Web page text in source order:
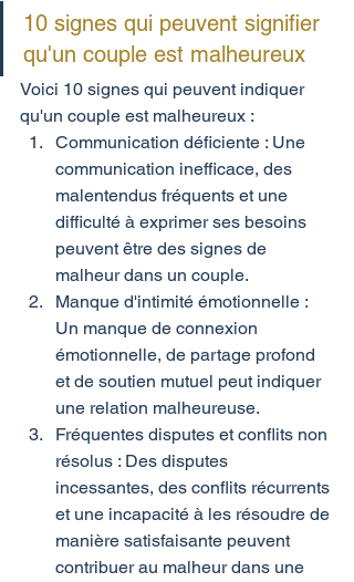
10 signes qui peuvent signifier
qu'un couple est malheureux
Voici 10 signes qui peuvent indiquer
qu'un couple est malheureux :
Communication déficiente : Une
communication inefficace, des
malentendus fréquents et une
difficulté à exprimer ses besoins
peuvent être des signes de
malheur dans un couple.
Manque d'intimité émotionnelle :
Un manque de connexion
émotionnelle, de partage profond
et de soutien mutuel peut indiquer
une relation malheureuse.
Fréquentes disputes et conflits non
résolus : Des disputes
incessantes, des conflits récurrents
et une incapacité à les résoudre de
manière satisfaisante peuvent
contribuer au malheur dans une